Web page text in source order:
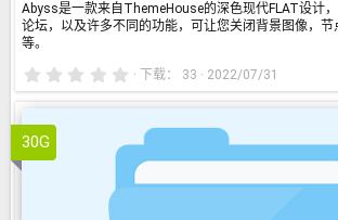
Abyss是一款来自ThemeHouse的深色现代FLAT设计
论坛，以及许多不同的功能，可让您关闭背景图像，
等。
0
.
0
星
下载 33 2022/07/31
30G
UI.X PRO版本